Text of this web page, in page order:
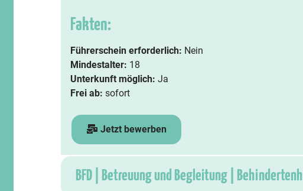
Fakten:
Führerschein erforderlich: Nein
Mindestalter: 18
Unterkunft möglich: Ja
Frei ab: sofort
Jetzt bewerben
BFD | Betreuung und Begleitung |